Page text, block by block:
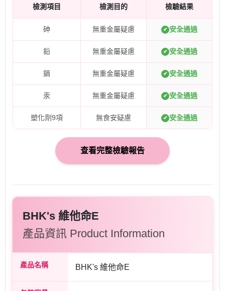
檢測項目 檢測目的 檢驗結果
砷 無重金屬疑慮 ✔ 安全通過
鉛 無重金屬疑慮 ✔ 安全通過
鎘 無重金屬疑慮 ✔ 安全通過
汞 無重金屬疑慮 ✔ 安全通過
塑化劑9項 無食安疑慮 ✔ 安全通過
查看完整檢驗報告
BHK's 維他命E
產品資訊 Product Information
產品名稱 BHK's 維他命E